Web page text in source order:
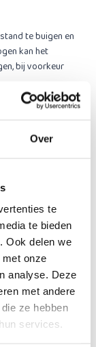
Over
te
te bieden
Ook delen we
onze
analyse. Deze
met andere
ze hebben
services.
te buigen en
kan het
bij voorkeur
met Alzheimer.
meer drinken bij
vork of mes.
klitteband
zal het bestek
handkracht
lepel